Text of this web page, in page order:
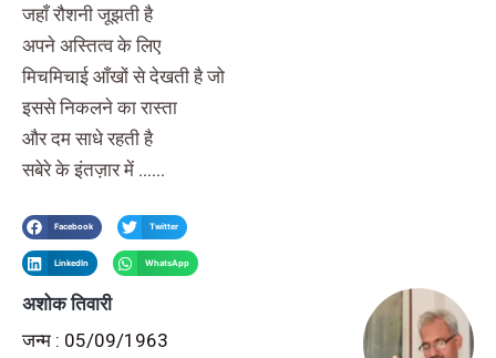
जहाँ रौशनी जूझती है
अपने अस्तित्व के लिए
मिचमिचाई आँखों से देखती है जो
इससे निकलने का रास्ता
और दम साधे रहती है
सबेरे के इंतज़ार में ……
Facebook Twitter
LinkedIn WhatsApp
अशोक तिवारी
जन्म : 05/09/1963